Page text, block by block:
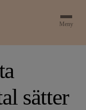
Meny
sätter